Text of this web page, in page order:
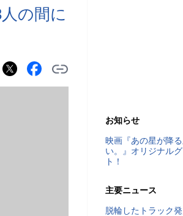
の間に
お知らせ
映画『あの星が降
い。』オリジナル
ト！
主要ニュース
脱輪したトラック